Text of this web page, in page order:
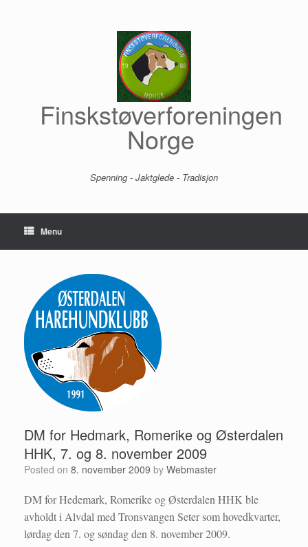
Finskstøverforeningen
Norge
Spenning - Jaktglede - Tradisjon
Menu
DM for Hedmark, Romerike og Østerdalen
HHK, 7. og 8. november 2009
Posted on 8. november 2009 by Webmaster
DM for Hedemark, Romerike og Østerdalen HHK ble
avholdt i Alvdal med Tronsvangen Seter som hovedkvarter,
lørdag den 7. og søndag den 8. november 2009.